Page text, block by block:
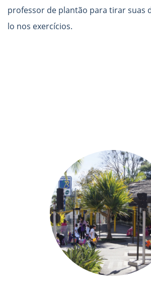
professor de plantão para tirar suas
lo nos exercícios.